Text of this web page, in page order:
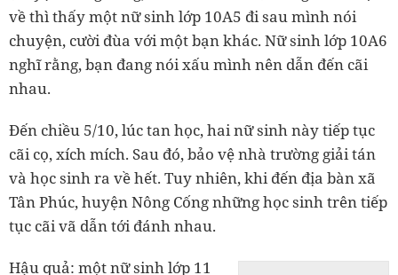
về thì thấy một nữ sinh lớp 10A5 đi sau mình nói
chuyện, cười đùa với một bạn khác. Nữ sinh lớp 10A6
nghĩ rằng, bạn đang nói xấu mình nên dẫn đến cãi
nhau.
Đến chiều 5/10, lúc tan học, hai nữ sinh này tiếp tục
cãi cọ, xích mích. Sau đó, bảo vệ nhà trường giải tán
và học sinh ra về hết. Tuy nhiên, khi đến địa bàn xã
Tân Phúc, huyện Nông Cống những học sinh trên tiếp
tục cãi vã dẫn tới đánh nhau.
Hậu quả: một nữ sinh lớp 11